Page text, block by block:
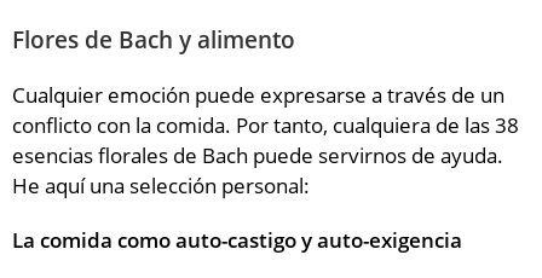
Flores de Bach y alimento
Cualquier emoción puede expresarse a través de un
conflicto con la comida. Por tanto, cualquiera de las 38
esencias florales de Bach puede servirnos de ayuda.
He aquí una selección personal:
La comida como auto-castigo y auto-exigencia